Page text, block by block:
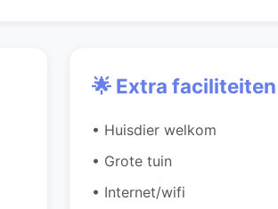
🌟 Extra faciliteiten
• Huisdier welkom
• Grote tuin
• Internet/wifi